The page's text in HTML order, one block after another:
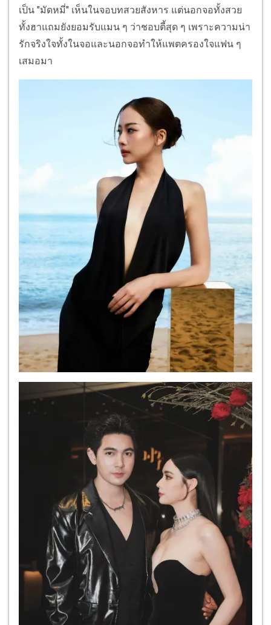
เป็น "มัดหมี่" เห็นในจอบทสวยสังหาร แต่นอกจอทั้งสวย
ทั้งฮาแถมยังยอมรับแมน ๆ ว่าชอบตี้สุด ๆ เพราะความน่า
รักจริงใจทั้งในจอและนอกจอทำให้แพตครองใจแฟน ๆ
เสมอมา